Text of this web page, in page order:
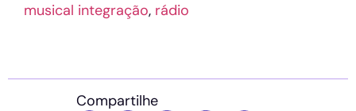
musical integração, rádio
Compartilhe